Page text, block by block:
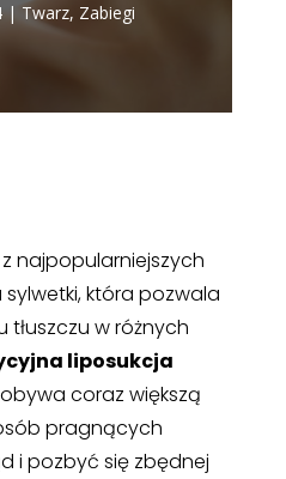
| Twarz, Zabiegi
najpopularniejszych
która pozwala
w różnych
liposukcja
coraz większą
pragnących
i pozbyć się zbędnej